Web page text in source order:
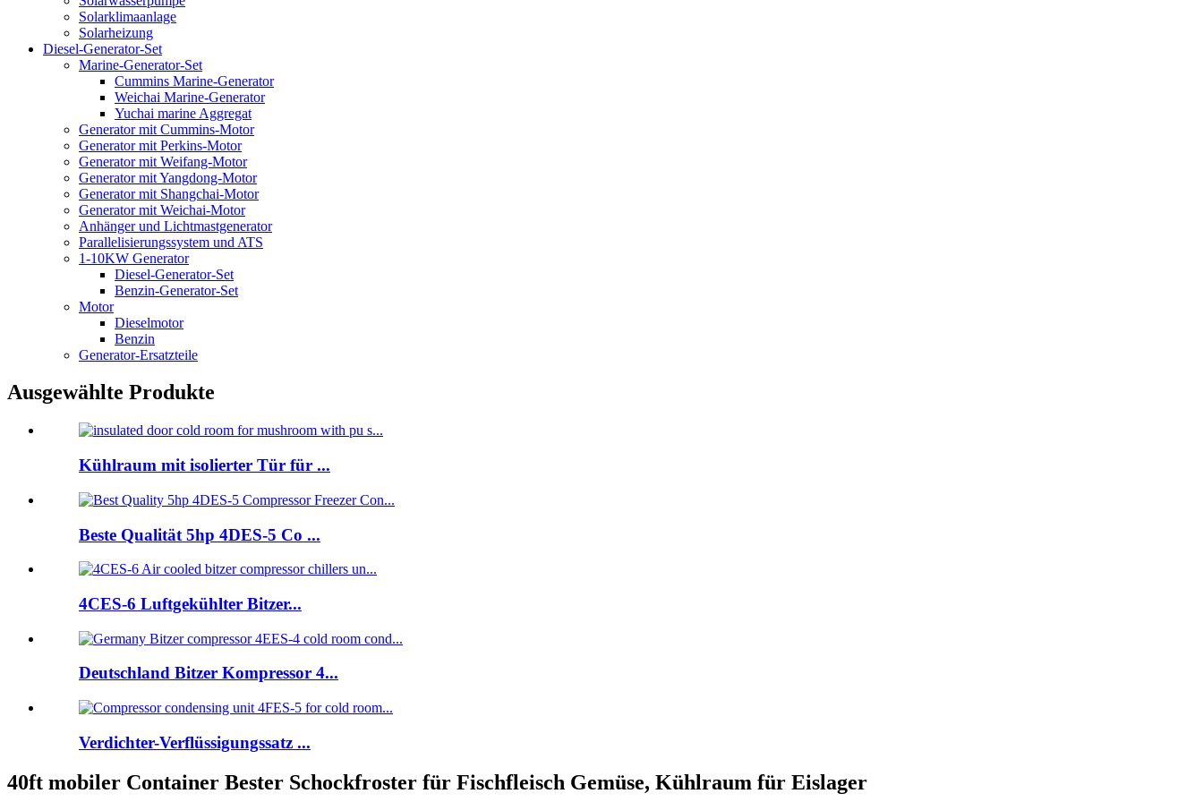
Solarklimaanlage
Solarheizung
Diesel-Generator-Set
Marine-Generator-Set
Cummins Marine-Generator
Weichai Marine-Generator
Yuchai marine Aggregat
Generator mit Cummins-Motor
Generator mit Perkins-Motor
Generator mit Weifang-Motor
Generator mit Yangdong-Motor
Generator mit Shangchai-Motor
Generator mit Weichai-Motor
Anhänger und Lichtmastgenerator
Parallelisierungssystem und ATS
1-10KW Generator
Diesel-Generator-Set
Benzin-Generator-Set
Motor
Dieselmotor
Benzin
Generator-Ersatzteile
Ausgewählte Produkte
Kühlraum mit isolierter Tür für ...
Beste Qualität 5hp 4DES-5 Co ...
4CES-6 Luftgekühlter Bitzer...
Deutschland Bitzer Kompressor 4...
Verdichter-Verflüssigungssatz ...
40ft mobiler Container Bester Schockfroster für Fischfleisch Gemüse, Kühlraum für Eislager